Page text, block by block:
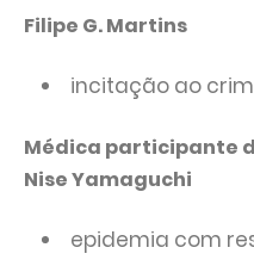
Filipe G. Martins
incitação ao
Médica participante
Nise Yamaguchi
epidemia com